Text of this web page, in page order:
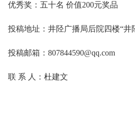
优秀奖：五十名 价值200元奖品
投稿地址：井陉广播局后院四楼“井
投稿邮箱：807844590@qq.com
联 系 人：杜建文